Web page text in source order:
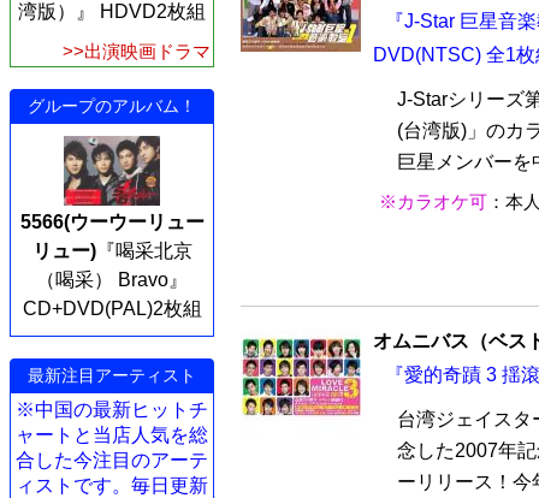
湾版）』 HDVD2枚組
>>出演映画ドラマ
グループのアルバム！
5566(ウーウーリュー
リュー)『喝采北京
（喝采） Bravo』
CD+DVD(PAL)2枚組
最新注目アーティスト
※中国の最新ヒットチ
ャートと当店人気を総
合した今注目のアーテ
ィストです。毎日更新
『J-Star 巨星音
DVD(NTSC) 全1枚
J-Starシリーズ
(台湾版)」のカ
巨星メンバーを
※カラオケ可 ：本
オムニバス（ベス
『愛的奇蹟 3 揺
台湾ジェイスタ
念した2007年
ーリリース！今